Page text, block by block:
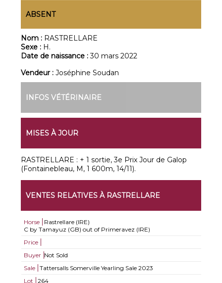
ABSENT
Nom : RASTRELLARE
Sexe : H.
Date de naissance :30 mars 2022
Vendeur :Joséphine Soudan
INFOS VÉTÉRINAIRE
MISES À JOUR
RASTRELLARE : + 1 sortie, 3e Prix Jour de Galop
(Fontainebleau, M, 1 600m, 14/11).
VENTES RELATIVES À RASTRELLARE
Horse
Rastrellare (IRE)
C by Tamayuz (GB) out of Primeravez (IRE)
Price
Buyer Not Sold
Sale
Tattersalls Somerville Yearling Sale 2023
Lot
264